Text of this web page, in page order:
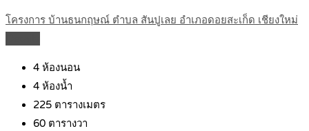
โครงการ บ้านธนกฤษณ์ ตำบล สันปูเลย อำเภอดอยสะเก็ด เชียงใหม่
4 ห้องนอน
4 ห้องน้ำ
225 ตารางเมตร
60 ตารางวา